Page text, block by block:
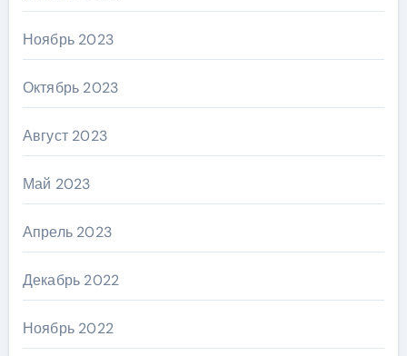
Ноябрь 2023
Октябрь 2023
Август 2023
Май 2023
Апрель 2023
Декабрь 2022
Ноябрь 2022